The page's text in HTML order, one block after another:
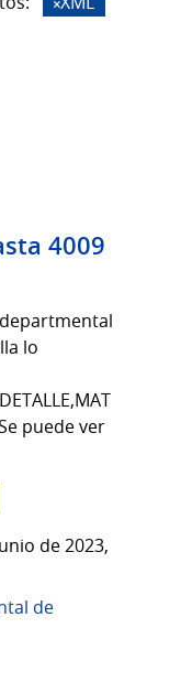
4009
lo
Se puede ver
de 2023,
de